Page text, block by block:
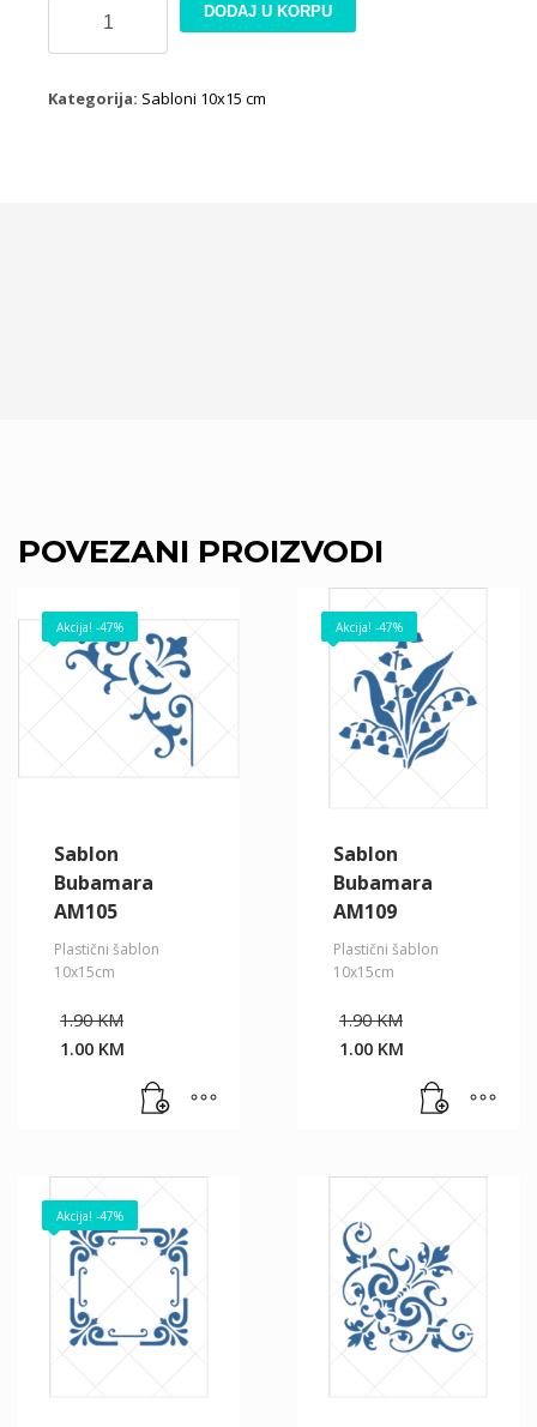
količina
DODAJ U KORPU
Kategorija: Sabloni 10x15 cm
POVEZANI PROIZVODI
Akcija! -47%
Sablon
Bubamara
AM105
Plastični šablon
10x15cm
1.90KM
1.90 KM.
1.00 KM
Akcija! -47%
Sablon
Bubamara
AM109
Plastični šablon
10x15cm
1.90KM
1.90 KM.
1.00 KM
Akcija! -47%